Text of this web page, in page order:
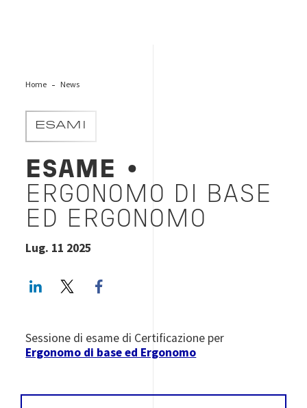
Home News
ESAMI
ESAME
•
ERGONOMO DI BASE
ED ERGONOMO
Lug. 11 2025
LinkedInTwitter
Sessione di esame di Certificazione per
Ergonomo di base ed Ergonomo